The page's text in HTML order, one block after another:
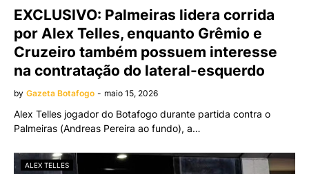
EXCLUSIVO: Palmeiras lidera corrida
por Alex Telles, enquanto Grêmio e
Cruzeiro também possuem interesse
na contratação do lateral-esquerdo
by Gazeta Botafogo - maio 15, 2026
Alex Telles jogador do Botafogo durante partida contra o
Palmeiras (Andreas Pereira ao fundo), a…
ALEX TELLES